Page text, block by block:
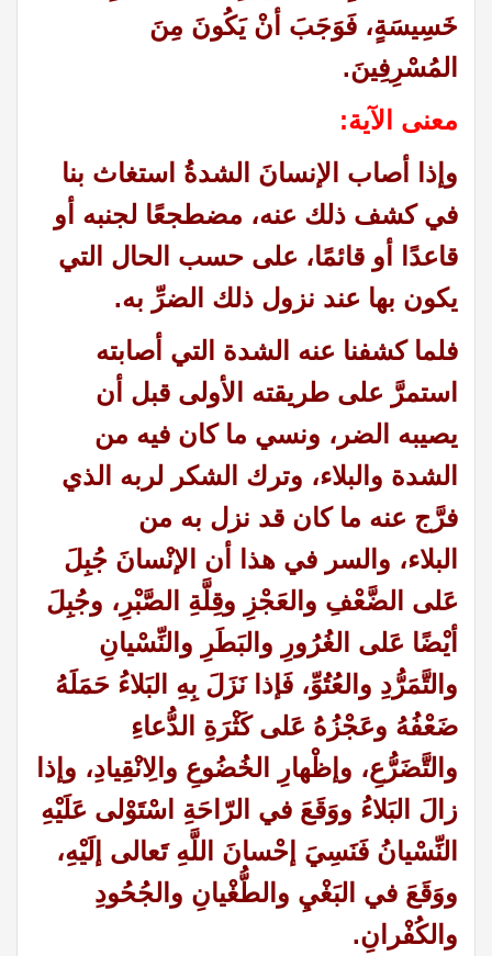
خَسِيسَةٍ، فَوَجَبَ أنْ يَكُونَ مِنَ
المُسْرِفِينَ.
معنى الآية:
وإذا أصاب الإنسانَ الشدةُ استغاث بنا
في كشف ذلك عنه، مضطجعًا لجنبه أو
قاعدًا أو قائمًا، على حسب الحال التي
يكون بها عند نزول ذلك الضرِّ به.
فلما كشفنا عنه الشدة التي أصابته
استمرَّ على طريقته الأولى قبل أن
يصيبه الضر، ونسي ما كان فيه من
الشدة والبلاء، وترك الشكر لربه الذي
فرَّج عنه ما كان قد نزل به من
البلاء، والسر في هذا أن الإنْسانَ جُبِلَ
عَلى الضَّعْفِ والعَجْزِ وقِلَّةِ الصَّبْرِ، وجُبِلَ
أيْضًا عَلى الغُرُورِ والبَطَرِ والنِّسْيانِ
والتَّمَرُّدِ والعُتُوِّ، فَإذا نَزَلَ بِهِ البَلاءُ حَمَلَهُ
ضَعْفُهُ وعَجْزُهُ عَلى كَثْرَةِ الدُّعاءِ
والتَّضَرُّعِ، وإظْهارِ الخُضُوعِ والِانْقِيادِ، وإذا
زالَ البَلاءُ ووَقَعَ في الرّاحَةِ اسْتَوْلى عَلَيْهِ
النِّسْيانُ فَنَسِيَ إحْسانَ اللَّهِ تَعالى إلَيْهِ،
ووَقَعَ في البَغْيِ والطُّغْيانِ والجُحُودِ
والكُفْرانِ.